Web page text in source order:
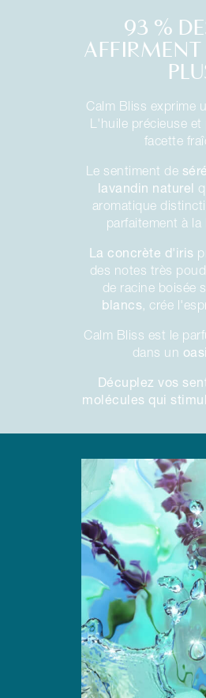
93 %
AFFIRMENT
Calm Bliss exprime
L'huile précieuse et
facette
Le sentiment de
lavandin naturel
aromatique
parfaitement à la
La concrète d'iris
des notes très
de racine boisée
blancs, crée
Calm Bliss est le
dans un
Décuplez vos
molécules qui